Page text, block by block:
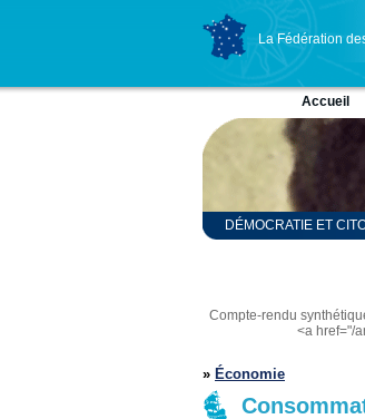
La Fédération
Accueil
DÉMOCRATIE ET
Compte-rendu
<a href="/
» Économie